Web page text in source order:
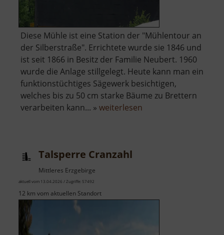
Diese Mühle ist eine Station der "Mühlentour an
der Silberstraße". Errichtete wurde sie 1846 und
ist seit 1866 in Besitz der Familie Neubert. 1960
wurde die Anlage stillgelegt. Heute kann man ein
funktionstüchtiges Sägewerk besichtigen,
welches bis zu 50 cm starke Bäume zu Brettern
verarbeiten kann... » weiterlesen
Talsperre Cranzahl
Mittleres Erzgebirge
aktuell vom 13.04.2026 / Zugriffe: 57492
12 km vom aktuellen Standort